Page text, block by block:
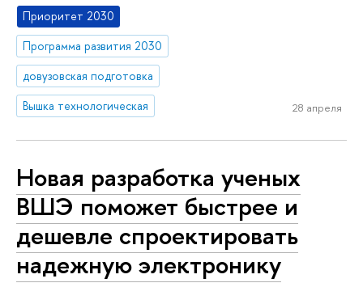
Приоритет 2030
Программа развития 2030
довузовская подготовка
Вышка технологическая
28 апреля
Новая разработка ученых
ВШЭ поможет быстрее и
дешевле спроектировать
надежную электронику